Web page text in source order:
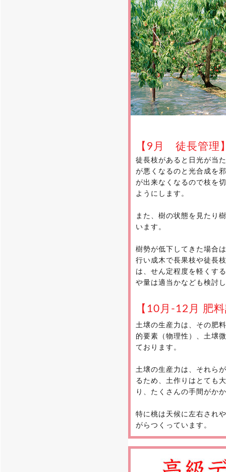
【9月 徒長管理
徒長枝があると日光が当
が悪くなるのと光合成を
が出来なくなるので枝を
ようにします。
また、樹の状態を見たり
います。
樹勢が低下してきた場合
行い成木で長果枝や徒長
は、せん定程度を軽くす
や量は適当かなども検討
【10月-12月 肥
土壌の生産力は、その肥
的要素（物理性）、土壌
ております。
土壌の生産力は、それら
るため、土作りはとても
り、たくさんの手間がか
特に桃は天候に左右され
がらつくっています。